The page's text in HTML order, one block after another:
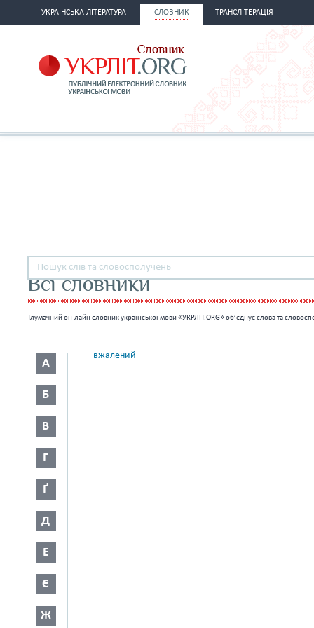
УКРАЇНСЬКА ЛІТЕРАТУРА СЛОВНИК ТРАНСЛІТЕРАЦІЯ
Всі словники
Тлумачний он-лайн словник української мови «УКРЛІТ.ORG» об’єднує слова та
А
Б
В
Г
Ґ
Д
Е
Є
Ж
вжалений